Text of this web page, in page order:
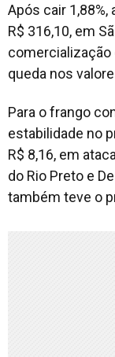
Após cair
R$ 316,10, em
comercialização
queda nos
Para o frango
estabilidade no
R$ 8,16, em
do Rio Preto e
também teve o